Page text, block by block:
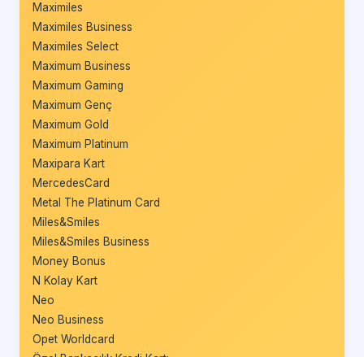
Maximiles
Maximiles Business
Maximiles Select
Maximum Business
Maximum Gaming
Maximum Genç
Maximum Gold
Maximum Platinum
Maxipara Kart
MercedesCard
Metal The Platinum Card
Miles&Smiles
Miles&Smiles Business
Money Bonus
N Kolay Kart
Neo
Neo Business
Opet Worldcard